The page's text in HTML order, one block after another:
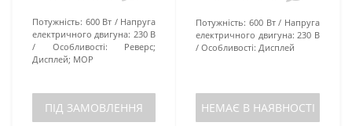
Потужність: 600 Вт
Напруга
електричного двигуна: 230 В
Особливості:
Реверс;
Дисплей; МОР
ПІД ЗАМОВЛЕННЯ
Потужність: 600 Вт
Напруга
електричного двигуна: 230 В
Особливості: Дисплей
НЕМАЄ В НАЯВНОСТІ